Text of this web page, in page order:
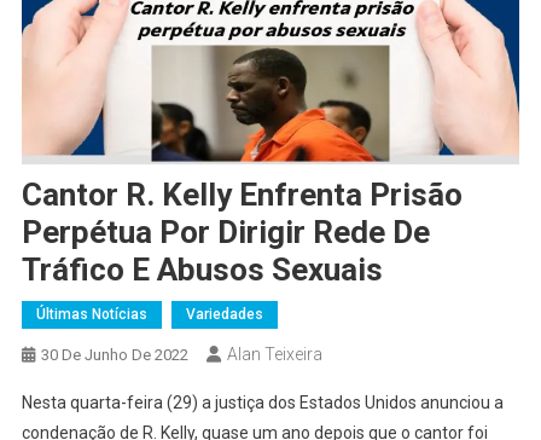
Cantor R. Kelly Enfrenta Prisão
Perpétua Por Dirigir Rede De
Tráfico E Abusos Sexuais
Últimas Notícias Variedades
30 De Junho De 2022 Alan Teixeira
Nesta quarta-feira (29) a justiça dos Estados Unidos anunciou a
condenação de R. Kelly, quase um ano depois que o cantor foi